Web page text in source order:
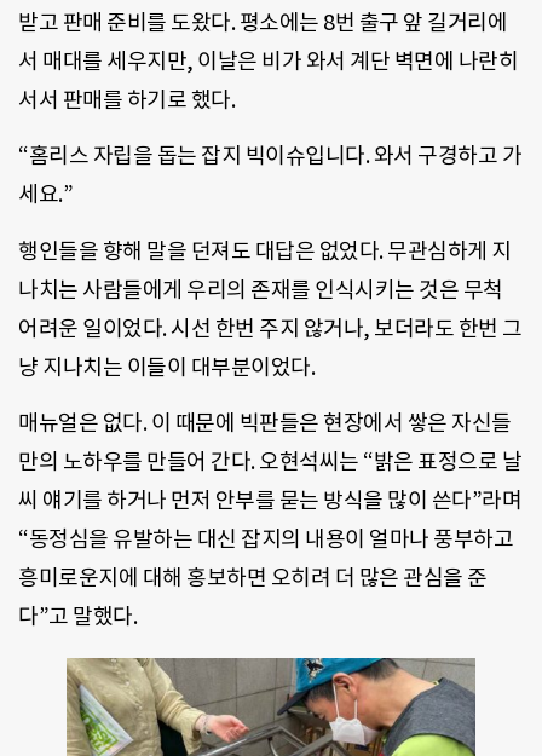
받고 판매 준비를 도왔다. 평소에는 8번 출구 앞 길거리에
서 매대를 세우지만, 이날은 비가 와서 계단 벽면에 나란히
서서 판매를 하기로 했다.
“홈리스 자립을 돕는 잡지 빅이슈입니다. 와서 구경하고 가
세요.”
행인들을 향해 말을 던져도 대답은 없었다. 무관심하게 지
나치는 사람들에게 우리의 존재를 인식시키는 것은 무척
어려운 일이었다. 시선 한번 주지 않거나, 보더라도 한번 그
냥 지나치는 이들이 대부분이었다.
매뉴얼은 없다. 이 때문에 빅판들은 현장에서 쌓은 자신들
만의 노하우를 만들어 간다. 오현석씨는 “밝은 표정으로 날
씨 얘기를 하거나 먼저 안부를 묻는 방식을 많이 쓴다”라며
“동정심을 유발하는 대신 잡지의 내용이 얼마나 풍부하고
흥미로운지에 대해 홍보하면 오히려 더 많은 관심을 준
다”고 말했다.